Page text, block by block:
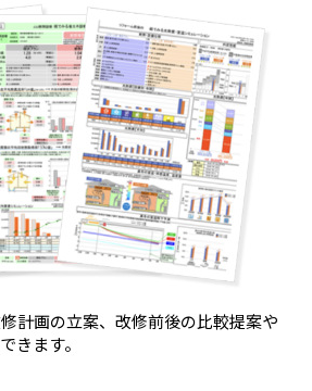
計画の立案、改修前後の比較提案や
きます。